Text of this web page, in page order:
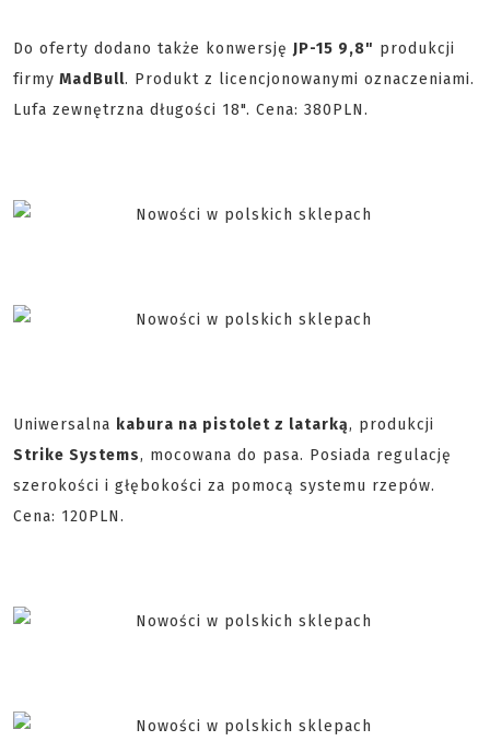
Do oferty dodano także konwersję JP-15 9,8" produkcji
firmy MadBull. Produkt z licencjonowanymi oznaczeniami.
Lufa zewnętrzna długości 18". Cena: 380PLN.
Uniwersalna kabura na pistolet z latarką, produkcji
Strike Systems, mocowana do pasa. Posiada regulację
szerokości i głębokości za pomocą systemu rzepów.
Cena: 120PLN.